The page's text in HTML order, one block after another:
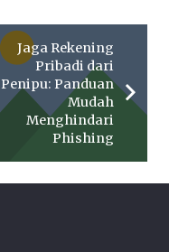
Jaga Rekening
Pribadi dari
Penipu: Panduan
Mudah
Menghindari
Phishing